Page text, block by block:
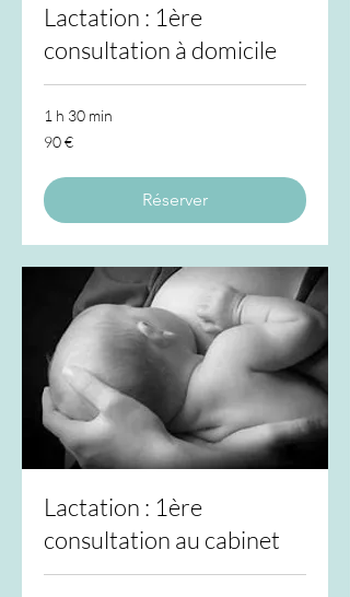
Lactation : 1ère
consultation à domicile
1 h 30 min
90
euros
90 €
Réserver
Lactation : 1ère
consultation au cabinet